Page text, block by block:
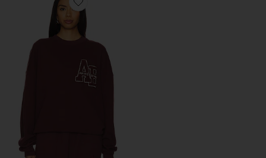
Favorite Miles Oversized Sweatshirt Letterman